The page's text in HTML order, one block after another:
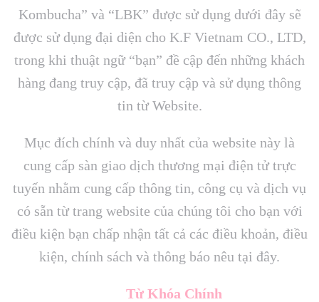
Kombucha” và “LBK” được sử dụng dưới đây sẽ
được sử dụng đại diện cho K.F Vietnam CO., LTD,
trong khi thuật ngữ “bạn” đề cập đến những khách
hàng đang truy cập, đã truy cập và sử dụng thông
tin từ Website.
Mục đích chính và duy nhất của website này là
cung cấp sàn giao dịch thương mại điện tử trực
tuyến nhằm cung cấp thông tin, công cụ và dịch vụ
có sẵn từ trang website của chúng tôi cho bạn với
điều kiện bạn chấp nhận tất cả các điều khoản, điều
kiện, chính sách và thông báo nêu tại đây.
Từ Khóa Chính